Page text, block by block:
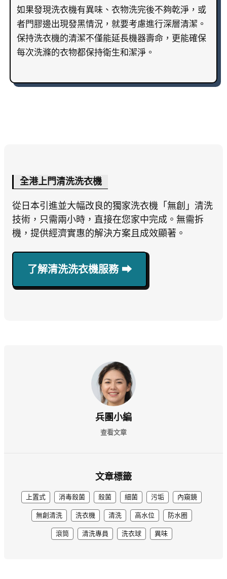
如果發現洗衣機有異味、衣物洗完後不夠乾淨，或
者門膠邊出現發黑情況，就要考慮進行深層清潔。
保持洗衣機的清潔不僅能延長機器壽命，更能確保
每次洗滌的衣物都保持衛生和潔淨。
全港上門清洗洗衣機
從日本引進並大幅改良的獨家洗衣機「無創」清洗
技術，只需兩小時，直接在您家中完成。無需拆
機，提供經濟實惠的解決方案且成效顯著。
了解清洗洗衣機服務 ⮕
兵團小編
查看文章
文章標籤
上置式 消毒殺菌 殺菌 細菌 污垢 內窺鏡
無創清洗 洗衣機 清洗 高水位 防水圈
滾筒 清洗專員 洗衣球 異味